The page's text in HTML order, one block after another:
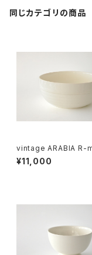
同じカテゴリの商品
vintage ARABIA R-
owl / オールドアラビア ボウル
アイボリー
¥11,000